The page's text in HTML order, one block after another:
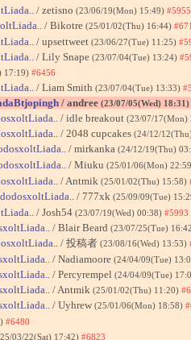
/ zetisno (23/06/19(Mon) 15:49) #5955
/ Bikotre (25/01/02(Thu) 16:44)
/ upsettweet (23/06/27(Tue) 11:25)
/ Lily Snape (23/07/04(Tue) 13:24)
17:19) #6456
/ Liam Smith (23/07/04(Tue) 13:33)
/ andree (23/07/05(Wed) 18:31)
/ idle breakout (23/07/17(Mon)
/ 2048 cupcakes (24/12/
/ mirkanka (24/12/19(Thu)
/ Miuku (25/01/06(Mon)
/ Antmik (25/01/02(Thu) 15:58)
/ 777xk (25/09/09(Tue)
/ Josh54 (23/07/19(Wed) 00:38) #5993
/ Blair Beard (23/07/25(Tue)
/ 投稿者 (23/08/16(Wed) 13:53)
/ Nadiamoore (24/04/09(Tue)
/ Percyrempel (24/04/09(Tue)
/ Antmik (25/01/02(Thu) 11:20)
/ Uyhrew (25/01/06(Mon) 18:58)
#6480
03/22(Sat) 17:42) #6823